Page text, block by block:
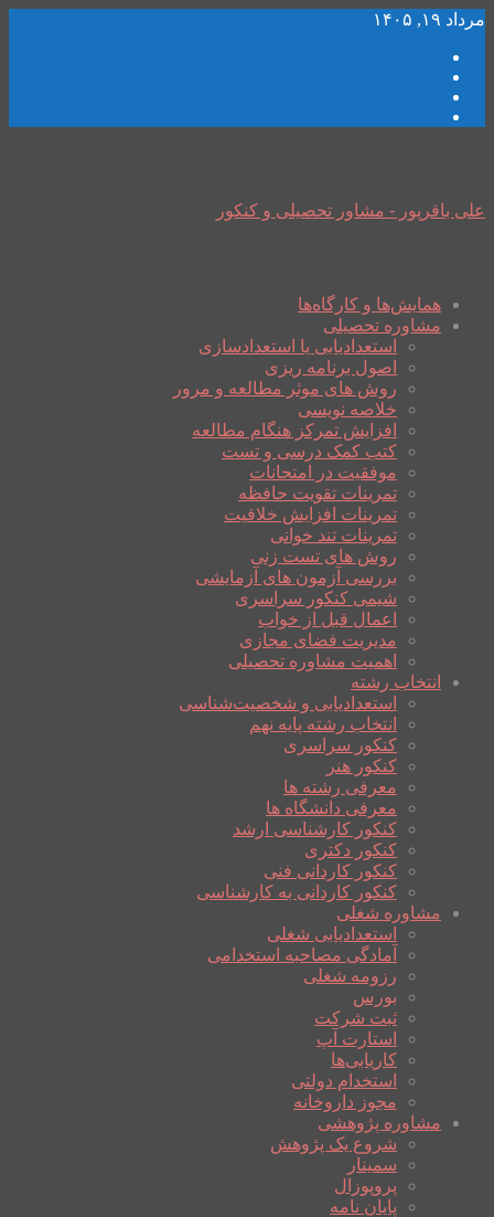
مرداد ۱۹, ۱۴۰۵
علی باقرپور - مشاور تحصیلی و کنکور
همایش‌ها و کارگاه‌ها
مشاوره تحصیلی
استعدادیابی یا استعدادسازی
اصول برنامه ریزی
روش های موثر مطالعه و مرور
خلاصه نویسی
افزایش تمرکز هنگام مطالعه
کتب کمک درسی و تست
موفقیت در امتحانات
تمرینات تقویت حافظه
تمرینات افزایش خلاقیت
تمرینات تند خوانی
روش های تست زنی
بررسی آزمون های آزمایشی
شیمی کنکور سراسری
اعمال قبل از خواب
مدیریت فضای مجازی
اهمیت مشاوره تحصیلی
انتخاب رشته
استعدادیابی و شخصیت‌شناسی
انتخاب رشته پایه نهم
کنکور سراسری
کنکور هنر
معرفی رشته ها
معرفی دانشگاه ها
کنکور کارشناسی ارشد
کنکور دکتری
کنکور کاردانی فنی
کنکور کاردانی به کارشناسی
مشاوره شغلی
استعدادیابی شغلی
آمادگی مصاحبه استخدامی
رزومه شغلی
بورس
ثبت شرکت
استارت آپ
کاریابی‌ها
استخدام دولتی
مجوز داروخانه
مشاوره پژوهشی
شروع یک پژوهش
سمینار
پروپوزال
پایان نامه